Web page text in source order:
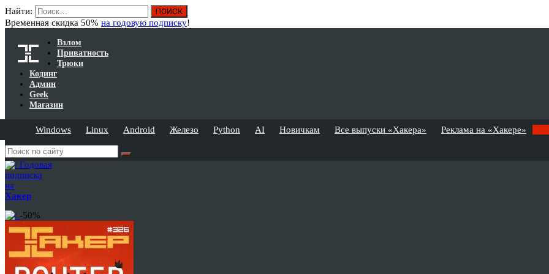
Найти:
Временная скидка 50% на годовую подписку!
Взлом
Приватность
Трюки
Кодинг
Админ
Geek
Магазин
Windows Linux Android Железо Python AI Новичкам Все выпуски «Хакера» Реклама на «Хакере»
Годовая
подписка
на
Хакер
-50%